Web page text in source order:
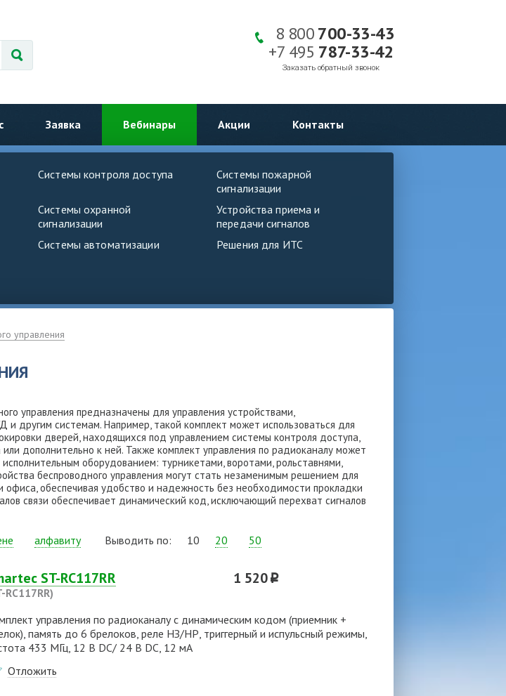
8 800700-33-43
+7 495 787-33-42
Заказать обратный звонок
Заявка Вебинары Акции Контакты
Системы контроля доступа
Системы пожарной
сигнализации
Системы охранной
сигнализации
Устройства приема и
передачи сигналов
Системы автоматизации
Решения для ИТС
управления
управления предназначены для управления устройствами,
и другим системам. Например, такой комплект может использоваться для
дверей, находящихся под управлением системы контроля доступа,
дополнительно к ней. Также комплект управления по радиоканалу может
оборудованием: турникетами, воротами, рольставнями,
беспроводного управления могут стать незаменимым решением для
обеспечивая удобство и надежность без необходимости прокладки
связи обеспечивает динамический код, исключающий перехват сигналов
алфавиту Выводить по: 10 20 50
ST-RC117RR
RC117RR)
1 520 p
управления по радиоканалу с динамическим кодом (приемник +
память до 6 брелоков, реле НЗ/НР, триггерный и испульсный режимы,
433 МГц, 12 В DC/ 24 В DC, 12 мА
Отложить